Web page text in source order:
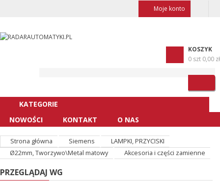
Moje konto
KOSZYK
0 szt 0,00 zł
KATEGORIE
NOWOŚCI
KONTAKT O NAS
Strona główna Siemens
LAMPKI, PRZYCISKI
Ø22mm, Tworzywo\Metal matowy
Akcesoria i części zamienne
PRZEGLĄDAJ WG